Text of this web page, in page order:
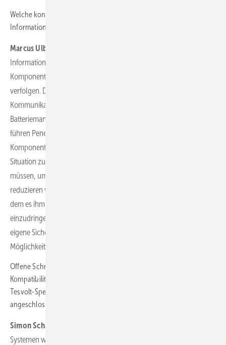
Welche konkrete Zertifizierung gibt es mit Blick auf die
Informationssicherheit konkret für die Geräte?
Marcus Ulbricht:
Informationssicherheit schwierig. Man muss dies auf die einzelnen
Komponenten herunterbrechen. Das ist der Ansatz, den auch wir
verfolgen. Das heißt, wir betrachten eine
Kommunikationseinrichtung, wir betrachten ein
Batteriemanagementsystem, wir führen Analysen durch und wir
führen Penetrationstests durch. Dabei setzen wir bestimmte
Komponenten einem kontrollierten Angriff aus, um eine solche
Situation zu simulieren. Wir schauen dabei, was wir noch tun
müssen, um zu einem Maximum an Sicherheit zu kommen. Damit
reduzieren wir die Möglichkeiten eines Angreifers auf ein Niveau, auf
dem es ihm schon deutlich schwerer fällt, überhaupt in die Systeme
einzudringen. Wenn die Kunden dann den Speicher noch in ihre
eigene Sicherheitsarchitektur integrieren, reduzieren sich die
Möglichkeiten für die Hacker weiter.
Offene Schnittstellen sind immer dann notwendig, wenn es um die
Kompatibilität zu anderen Systemen geht, also wenn etwa ein
Tesvolt-Speicher an ein fremdes Energiemanagementsystem
angeschlossen wird. Wie setzen Sie das sicherheitstechnisch um?
Simon Schandert:
Systemen wir kompatibel sind. Wir liefern auch eigene